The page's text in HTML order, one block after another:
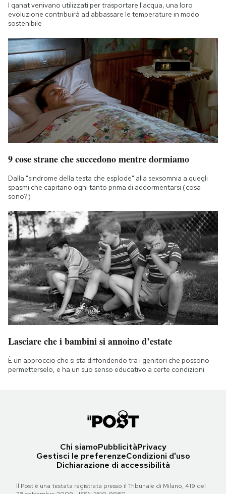
I qanat venivano utilizzati per trasportare l'acqua, una loro
evoluzione contribuirà ad abbassare le temperature in modo
sostenibile
9 cose strane che succedono mentre dormiamo
Dalla "sindrome della testa che esplode" alla sexsomnia a quegli
spasmi che capitano ogni tanto prima di addormentarsi (cosa
sono?)
Lasciare che i bambini si annoino d’estate
È un approccio che si sta diffondendo tra i genitori che possono
permetterselo, e ha un suo senso educativo a certe condizioni
Chi siamoPubblicitàPrivacy
Gestisci le preferenzeCondizioni d'uso
Dichiarazione di accessibilità
Il Post è una testata registrata presso il Tribunale di Milano, 419 del